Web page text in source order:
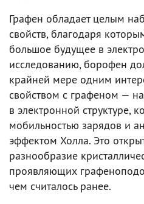
Графен обладает целым
свойств, благодаря
большое будущее в
исследованию, борофен
крайней мере одним
свойством с графеном —
в электронной структуре,
мобильностью зарядов и
эффектом Холла. Это
разнообразие
проявляющих
чем считалось ранее.